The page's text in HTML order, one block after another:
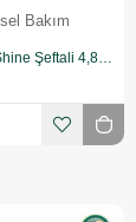
Bakım
Nivea Lip Fruity Shine Şeftali 4,8 gr